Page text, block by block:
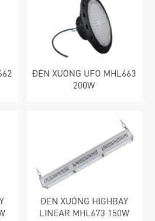
ĐÈN XƯỞNG UFO MHL663
200W
ĐÈN XƯỞNG HIGHBAY
LINEAR MHL673 150W